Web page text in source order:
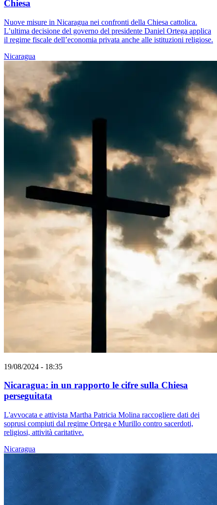
Chiesa
Nuove misure in Nicaragua nei confronti della Chiesa cattolica.
L’ultima decisione del governo del presidente Daniel Ortega applica
il regime fiscale dell’economia privata anche alle istituzioni religiose.
Nicaragua
19/08/2024 - 18:35
Nicaragua: in un rapporto le cifre sulla Chiesa
perseguitata
L'avvocata e attivista Martha Patricia Molina raccogliere dati dei
soprusi compiuti dal regime Ortega e Murillo contro sacerdoti,
religiosi, attività caritative.
Nicaragua